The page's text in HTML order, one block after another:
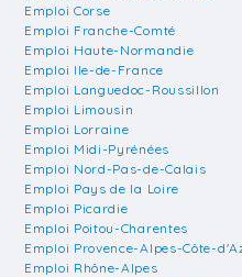
Emploi Corse
Emploi Franche-Comté
Emploi Haute-Normandie
Emploi Ile-de-France
Emploi Languedoc-Roussillon
Emploi Limousin
Emploi Lorraine
Emploi Midi-Pyrénées
Emploi Nord-Pas-de-Calais
Emploi Pays de la Loire
Emploi Picardie
Emploi Poitou-Charentes
Emploi Provence-Alpes-Côte-
Emploi Rhône-Alpes